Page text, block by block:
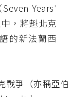
Years'
，將魁北克
的新法蘭西